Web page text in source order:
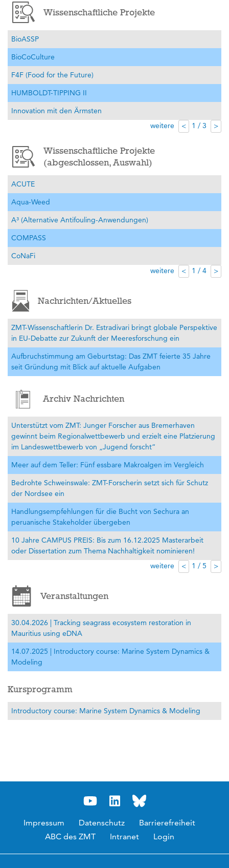
Wissenschaftliche Projekte
BioASSP
BioCoCulture
F4F (Food for the Future)
HUMBOLDT-TIPPING II
Innovation mit den Ärmsten
weitere
< 1 / 3 >
Wissenschaftliche Projekte
(abgeschlossen, Auswahl)
ACUTE
Aqua-Weed
A³ (Alternative Antifouling-Anwendungen)
COMPASS
CoNaFi
weitere
< 1 / 4 >
Nachrichten/Aktuelles
ZMT-Wissenschaftlerin Dr. Estradivari bringt globale Perspektive
in EU-Debatte zur Zukunft der Meeresforschung ein
Aufbruchstimmung am Geburtstag: Das ZMT feierte 35 Jahre
seit Gründung mit Blick auf aktuelle Aufgaben
Archiv Nachrichten
Unterstützt vom ZMT: Junger Forscher aus Bremerhaven
gewinnt beim Regionalwettbewerb und erzielt eine Platzierung
im Landeswettbewerb von „Jugend forscht“
Meer auf dem Teller: Fünf essbare Makroalgen im Vergleich
Bedrohte Schweinswale: ZMT-Forscherin setzt sich für Schutz
der Nordsee ein
Handlungsempfehlungen für die Bucht von Sechura an
peruanische Stakeholder übergeben
10 Jahre CAMPUS PREIS: Bis zum 16.12.2025 Masterarbeit
oder Dissertation zum Thema Nachhaltigkeit nominieren!
weitere
< 1 / 5 >
Veranstaltungen
30.04.2026 | Tracking seagrass ecosystem restoration in
Mauritius using eDNA
14.07.2025 | Introductory course: Marine System Dynamics &
Modeling
Kursprogramm
Introductory course: Marine System Dynamics & Modeling
Impressum Datenschutz
Barrierefreiheit
ABC des ZMT
Intranet Login